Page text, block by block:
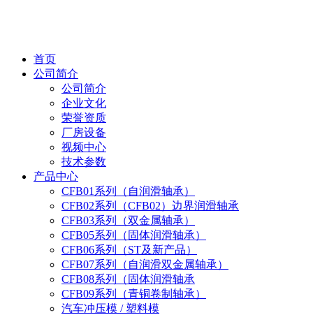
首页
公司简介
公司简介
企业文化
荣誉资质
厂房设备
视频中心
技术参数
产品中心
CFB01系列（自润滑轴承）
CFB02系列（CFB02）边界润滑轴承
CFB03系列（双金属轴承）
CFB05系列（固体润滑轴承）
CFB06系列（ST及新产品）
CFB07系列（自润滑双金属轴承）
CFB08系列（固体润滑轴承
CFB09系列（青铜卷制轴承）
汽车冲压模 / 塑料模